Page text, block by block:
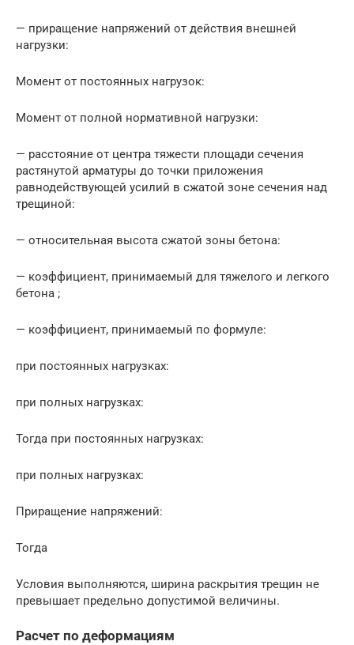
— приращение напряжений от действия внешней
нагрузки:
Момент от постоянных нагрузок:
Момент от полной нормативной нагрузки:
— расстояние от центра тяжести площади сечения
растянутой арматуры до точки приложения
равнодействующей усилий в сжатой зоне сечения над
трещиной:
— относительная высота сжатой зоны бетона:
— коэффициент, принимаемый для тяжелого и легкого
бетона ;
— коэффициент, принимаемый по формуле:
при постоянных нагрузках:
при полных нагрузках:
Тогда при постоянных нагрузках:
при полных нагрузках:
Приращение напряжений:
Тогда
Условия выполняются, ширина раскрытия трещин не
превышает предельно допустимой величины.
Расчет по деформациям